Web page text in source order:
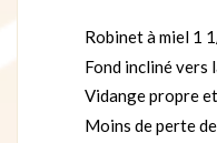
Robinet à miel 1
Fond incliné vers
Vidange propre
Moins de perte